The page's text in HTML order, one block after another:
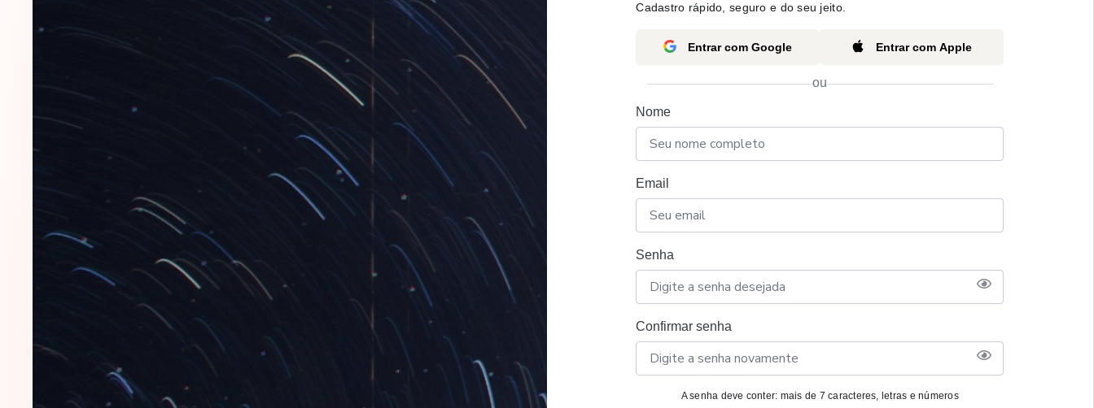
Cadastro rápido, seguro e do seu jeito.
Entrar com Google Entrar com Apple
ou
Nome
Email
Senha
Confirmar senha
A senha deve conter: mais de 7 caracteres, letras e números